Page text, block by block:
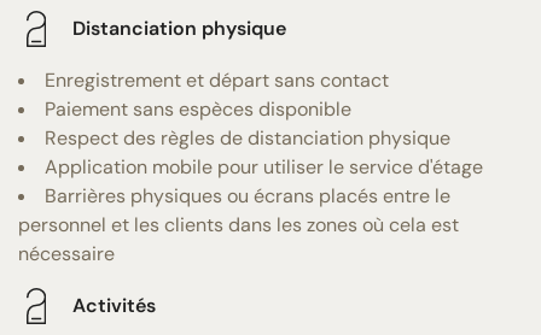
Distanciation physique
Enregistrement et départ sans contact
Paiement sans espèces disponible
Respect des règles de distanciation physique
Application mobile pour utiliser le service d'étage
Barrières physiques ou écrans placés entre le
personnel et les clients dans les zones où cela est
nécessaire
Activités